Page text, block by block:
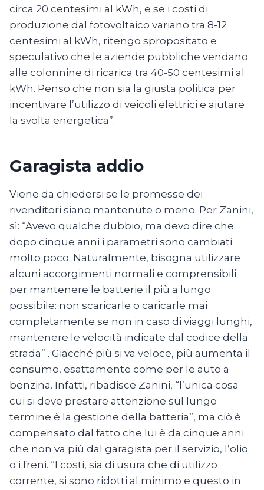
circa 20 centesimi al kWh, e se i costi di
produzione dal fotovoltaico variano tra 8-12
centesimi al kWh, ritengo spropositato e
speculativo che le aziende pubbliche vendano
alle colonnine di ricarica tra 40-50 centesimi al
kWh. Penso che non sia la giusta politica per
incentivare l’utilizzo di veicoli elettrici e aiutare
la svolta energetica”.
Garagista addio
Viene da chiedersi se le promesse dei
rivenditori siano mantenute o meno. Per Zanini,
sì: “Avevo qualche dubbio, ma devo dire che
dopo cinque anni i parametri sono cambiati
molto poco. Naturalmente, bisogna utilizzare
alcuni accorgimenti normali e comprensibili
per mantenere le batterie il più a lungo
possibile: non scaricarle o caricarle mai
completamente se non in caso di viaggi lunghi,
mantenere le velocità indicate dal codice della
strada” . Giacché più si va veloce, più aumenta il
consumo, esattamente come per le auto a
benzina. Infatti, ribadisce Zanini, “l’unica cosa
cui si deve prestare attenzione sul lungo
termine è la gestione della batteria”, ma ciò è
compensato dal fatto che lui è da cinque anni
che non va più dal garagista per il servizio, l’olio
o i freni. “I costi, sia di usura che di utilizzo
corrente, si sono ridotti al minimo e questo in